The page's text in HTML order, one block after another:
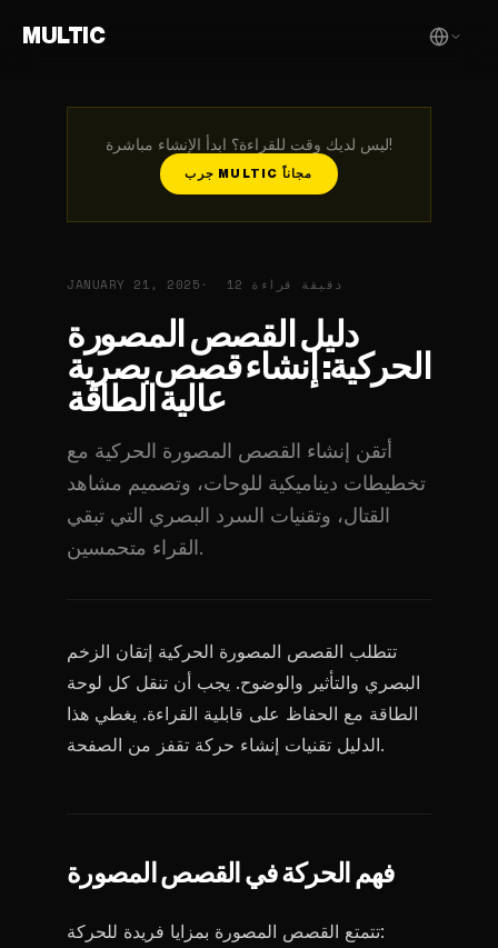
MULTIC
ليس لديك وقت للقراءة؟ ابدأ الإنشاء مباشرة!
جرب MULTIC مجاناً
JANUARY 21, 2025 12 دقيقة قراءة
دليل القصص المصورة
الحركية: إنشاء قصص بصرية
عالية الطاقة
أتقن إنشاء القصص المصورة الحركية مع
تخطيطات ديناميكية للوحات، وتصميم مشاهد
القتال، وتقنيات السرد البصري التي تبقي
القراء متحمسين.
تتطلب القصص المصورة الحركية إتقان الزخم
البصري والتأثير والوضوح. يجب أن تنقل كل لوحة
الطاقة مع الحفاظ على قابلية القراءة. يغطي هذا
الدليل تقنيات إنشاء حركة تقفز من الصفحة.
فهم الحركة في القصص المصورة
تتمتع القصص المصورة بمزايا فريدة للحركة: